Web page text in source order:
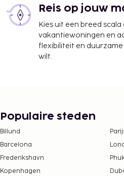
Reis op jouw
Kies uit een breed
vakantiewoningen en
flexibiliteit en
wilt.
Populaire steden
Billund
Barcelona
Frederikshavn
Kopenhagen